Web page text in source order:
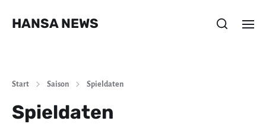
HANSA NEWS
Start Saison Spieldaten
Spieldaten